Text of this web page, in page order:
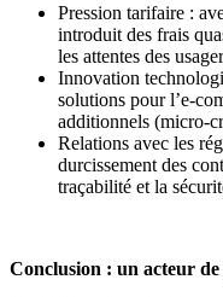
Pression tarifaire :
introduit des frais
les attentes des
Innovation
solutions pour l’e-
additionnels (micro-
Relations avec les
durcissement des
traçabilité et la
Conclusion : un acteur